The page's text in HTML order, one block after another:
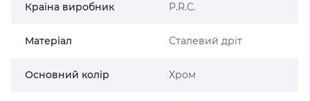
Країна виробник P.R.C.
Матеріал Сталевий дріт
Основний колір Хром